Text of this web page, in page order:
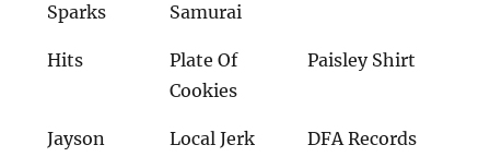
Sparks
Samurai
Hits
Plate Of
Cookies
Paisley Shirt
Jayson
Local Jerk DFA Records